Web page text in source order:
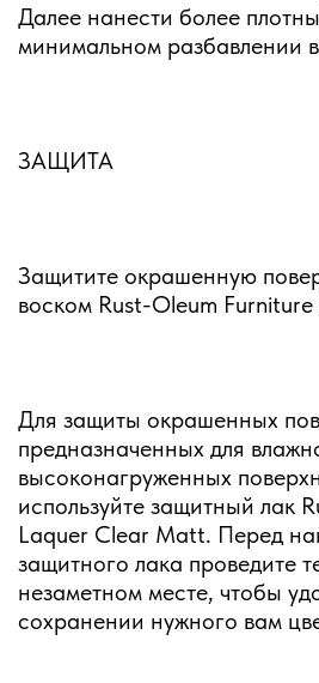
Далее нанести более
минимальном разбавлении
ЗАЩИТА
Защитите окрашенную
воском Rust-Oleum Furniture
Для защиты окрашенных
предназначенных для
высоконагруженных
используйте защитный лак
Laquer Clear Matt. Перед
защитного лака проведите
незаметном месте, чтобы
сохранении нужного вам